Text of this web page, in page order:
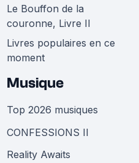
Le Bouffon de la
couronne, Livre II
Livres populaires en ce
moment
Musique
Top 2026 musiques
CONFESSIONS II
Reality Awaits